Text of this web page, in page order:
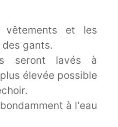
et les
gants.
seront lavés à
élevée possible
à l'eau